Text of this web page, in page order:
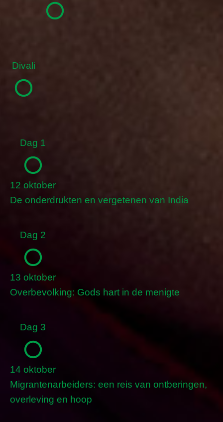
Divali
Dag 1
12 oktober
De onderdrukten en vergetenen van India
Dag 2
13 oktober
Overbevolking: Gods hart in de menigte
Dag 3
14 oktober
Migrantenarbeiders: een reis van ontberingen,
overleving en hoop